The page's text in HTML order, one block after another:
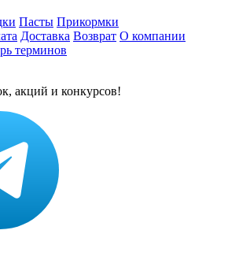
Пасты Прикормки
Доставка Возврат О компании
терминов
акций и конкурсов!